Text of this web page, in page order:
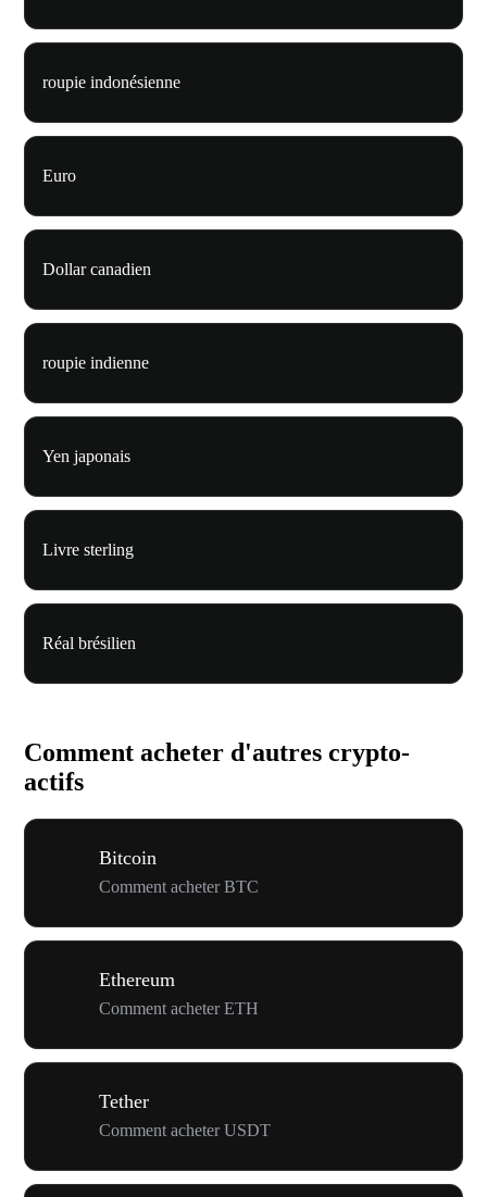
roupie indonésienne
Euro
Dollar canadien
roupie indienne
Yen japonais
Livre sterling
Réal brésilien
Comment acheter d'autres crypto-
actifs
Bitcoin
Comment acheter BTC
Ethereum
Comment acheter ETH
Tether
Comment acheter USDT